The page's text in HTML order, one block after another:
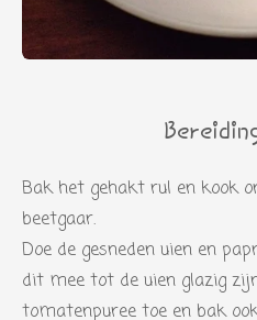
Bak het gehakt rul en kook
beetgaar.
Doe de gesneden uien en
dit mee tot de uien glazig
tomatenpuree toe en bak